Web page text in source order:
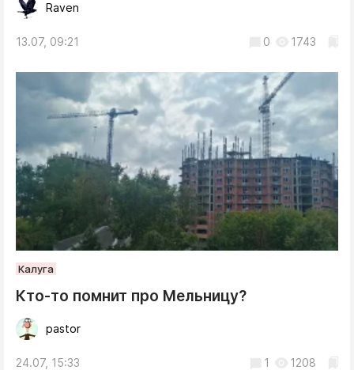
Raven
13.07, 09:21 0 1743
Калуга
Кто-то помнит про Мельницу?
pastor
24.07, 15:33 1 1208